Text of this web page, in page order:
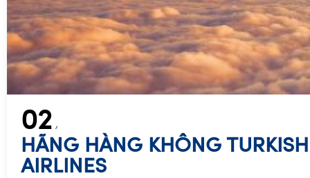
02
HÃNG HÀNG KHÔNG TURKISH
AIRLINES